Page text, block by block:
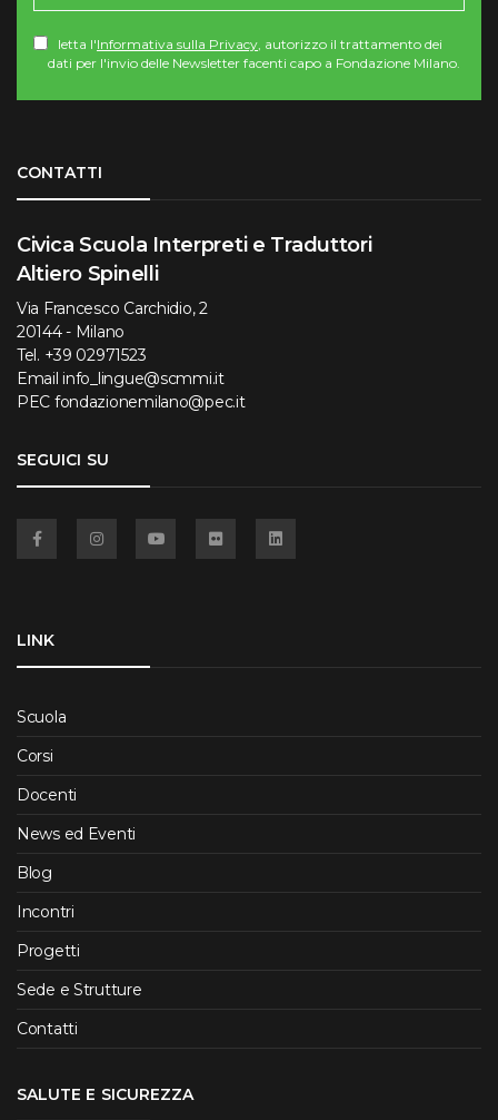
letta l'Informativa sulla Privacy , autorizzo il trattamento dei
dati per l'invio delle Newsletter facenti capo a Fondazione Milano.
CONTATTI
Civica Scuola Interpreti e Traduttori
Altiero Spinelli
Via Francesco Carchidio, 2
20144 - Milano
Tel. +39 02971523
Email info_lingue@scmmi.it
PEC fondazionemilano@pec.it
SEGUICI SU
LINK
Scuola
Corsi
Docenti
News ed Eventi
Blog
Incontri
Progetti
Sede e Strutture
Contatti
SALUTE E SICUREZZA